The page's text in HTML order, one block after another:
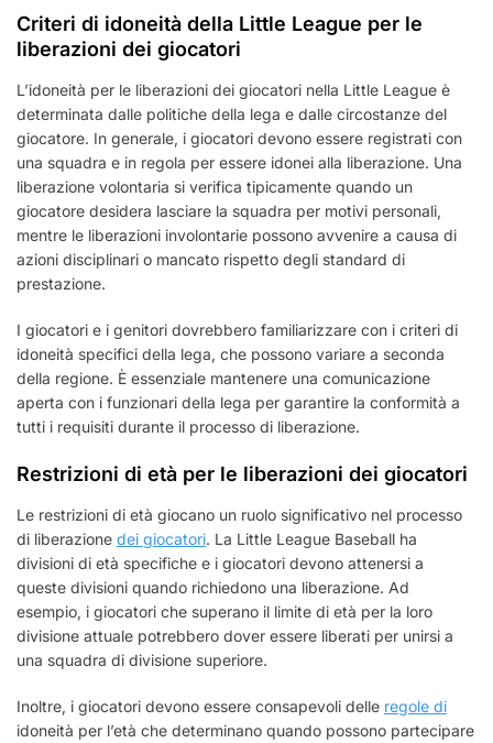
Criteri di idoneità della Little League per le
liberazioni dei giocatori
L’idoneità per le liberazioni dei giocatori nella Little League è
determinata dalle politiche della lega e dalle circostanze del
giocatore. In generale, i giocatori devono essere registrati con
una squadra e in regola per essere idonei alla liberazione. Una
liberazione volontaria si verifica tipicamente quando un
giocatore desidera lasciare la squadra per motivi personali,
mentre le liberazioni involontarie possono avvenire a causa di
azioni disciplinari o mancato rispetto degli standard di
prestazione.
I giocatori e i genitori dovrebbero familiarizzare con i criteri di
idoneità specifici della lega, che possono variare a seconda
della regione. È essenziale mantenere una comunicazione
aperta con i funzionari della lega per garantire la conformità a
tutti i requisiti durante il processo di liberazione.
Restrizioni di età per le liberazioni dei giocatori
Le restrizioni di età giocano un ruolo significativo nel processo
di liberazione dei giocatori. La Little League Baseball ha
divisioni di età specifiche e i giocatori devono attenersi a
queste divisioni quando richiedono una liberazione. Ad
esempio, i giocatori che superano il limite di età per la loro
divisione attuale potrebbero dover essere liberati per unirsi a
una squadra di divisione superiore.
Inoltre, i giocatori devono essere consapevoli delle regole di
idoneità per l’età che determinano quando possono partecipare